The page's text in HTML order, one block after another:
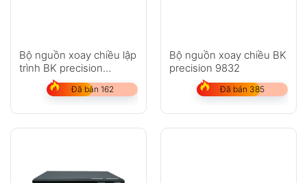
Bộ nguồn xoay chiều lập
trình BK precision
PVS60085MR
Đã bán 162
Bộ nguồn xoay chiều BK
precision 9832
Đã bán 385